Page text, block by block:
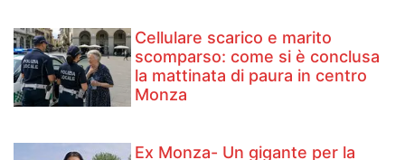
Cellulare scarico e marito
scomparso: come si è conclusa
la mattinata di paura in centro
Monza
Ex Monza- Un gigante per la